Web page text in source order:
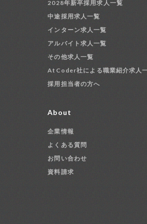
2028年新卒採用求人一覧
中途採用求人一覧
インターン求人一覧
アルバイト求人一覧
その他求人一覧
AtCoder社による職業紹介求人
採用担当者の方へ
About
企業情報
よくある質問
お問い合わせ
資料請求